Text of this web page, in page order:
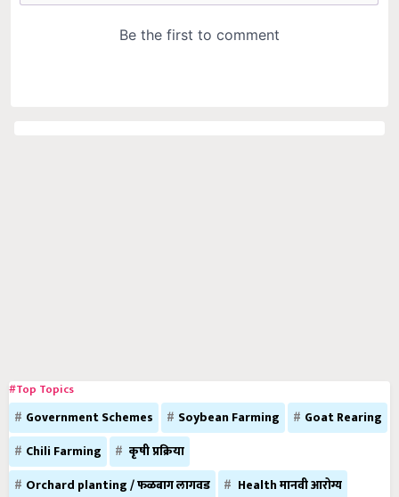
#Top Topics
Government Schemes Soybean Farming
Goat Rearing
Chili Farming
कृषी प्रक्रिया
Orchard planting / फळबाग लागवड
Health मानवी आरोग्य